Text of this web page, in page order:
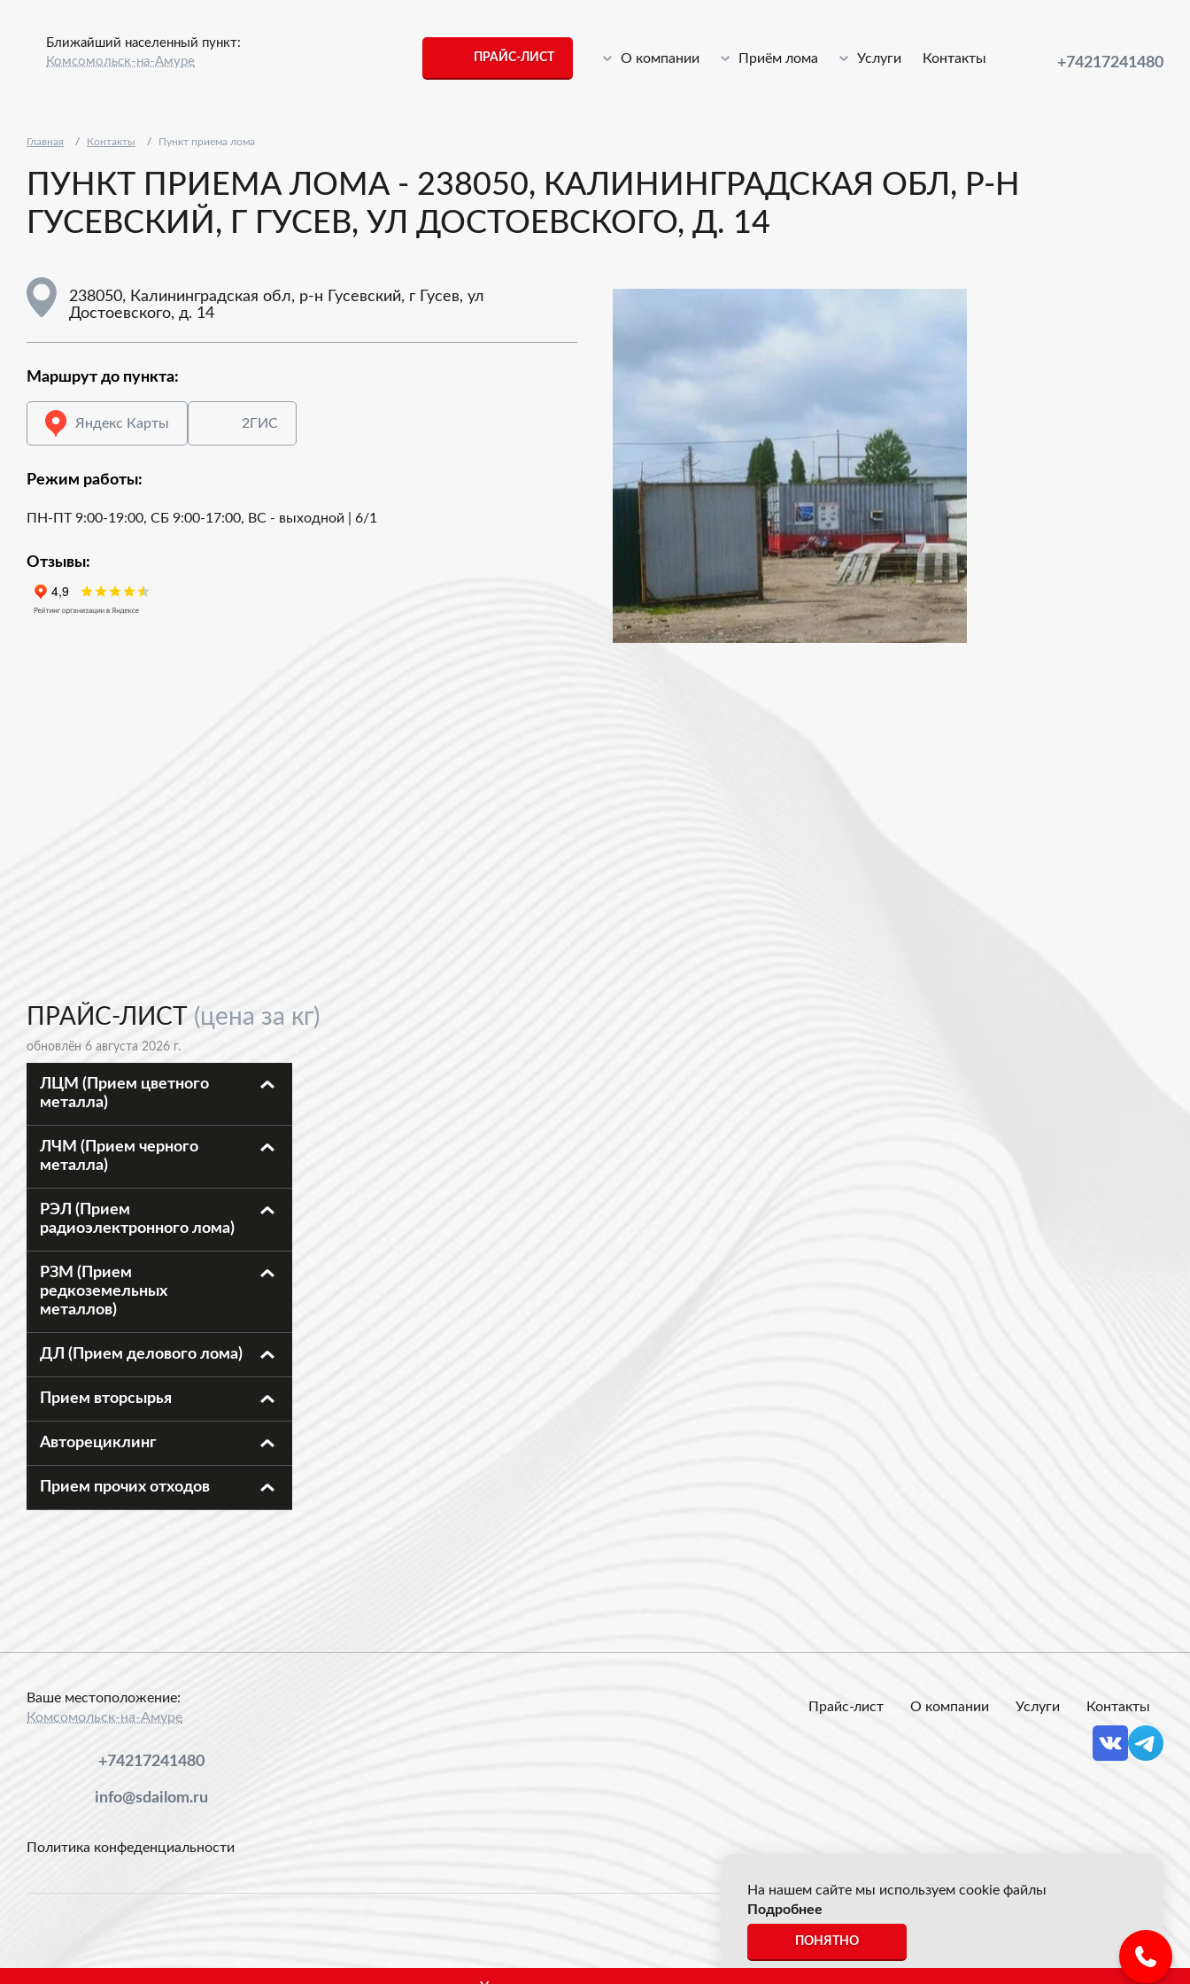
Ближайший населенный пункт:
Комсомольск-на-Амуре
ПРАЙС-ЛИСТ О компании Приём лома Услуги Контакты +74217241480
Главная Контакты Пункт приема лома
ПУНКТ ПРИЕМА ЛОМА - 238050, КАЛИНИНГРАДСКАЯ ОБЛ, Р-Н
ГУСЕВСКИЙ, Г ГУСЕВ, УЛ ДОСТОЕВСКОГО, Д. 14
238050, Калининградская обл, р-н Гусевский, г Гусев, ул
Достоевского, д. 14
Маршрут до пункта:
Яндекс Карты 2ГИС
Режим работы:
ПН-ПТ 9:00-19:00, СБ 9:00-17:00, ВС - выходной | 6/1
Отзывы:
ПРАЙС-ЛИСТ (цена за кг)
обновлён 6 августа 2026 г.
ЛЦМ (Прием цветного
металла)
ЛЧМ (Прием черного
металла)
РЭЛ (Прием
радиоэлектронного лома)
РЗМ (Прием
редкоземельных
металлов)
ДЛ (Прием делового лома)
Прием вторсырья
Авторециклинг
Прием прочих отходов
Ваше местоположение:
Комсомольск-на-Амуре
+74217241480
info@sdailom.ru
Политика конфеденциальности
Прайс-лист О компании Услуги Контакты
© 2026 Акрон Скрап
*Все цены указанные на сайте не являются публичной офертой.
На нашем сайте мы используем cookie файлы
Подробнее
ПОНЯТНО